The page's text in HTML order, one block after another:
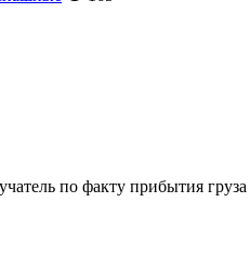
по факту прибытия